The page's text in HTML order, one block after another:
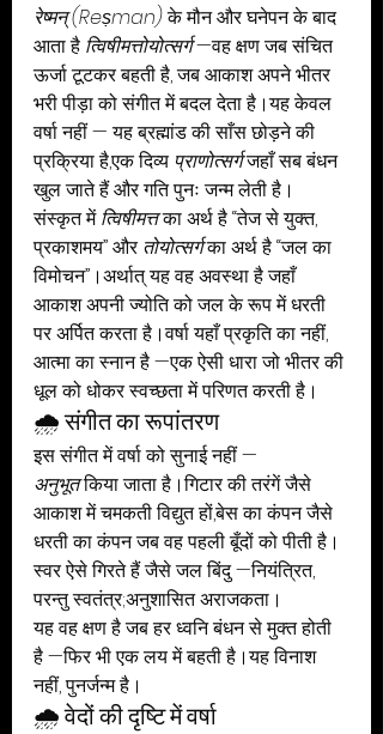
रेष्मन् (Reṣman) के मौन और घनेपन के बाद
आता है त्विषीमत्तोयोत्सर्ग —वह क्षण जब संचित
ऊर्जा टूटकर बहती है, जब आकाश अपने भीतर
भरी पीड़ा को संगीत में बदल देता है।यह केवल
वर्षा नहीं — यह ब्रह्मांड की साँस छोड़ने की
प्रक्रिया है,एक दिव्य प्राणोत्सर्ग जहाँ सब बंधन
खुल जाते हैं और गति पुनः जन्म लेती है।
संस्कृत में त्विषीमत्त का अर्थ है “तेज से युक्त,
प्रकाशमय” और तोयोत्सर्ग का अर्थ है “जल का
विमोचन”।अर्थात् यह वह अवस्था है जहाँ
आकाश अपनी ज्योति को जल के रूप में धरती
पर अर्पित करता है।वर्षा यहाँ प्रकृति का नहीं,
आत्मा का स्नान है —एक ऐसी धारा जो भीतर की
धूल को धोकर स्वच्छता में परिणत करती है।
🌧️ संगीत का रूपांतरण
इस संगीत में वर्षा को सुनाई नहीं —
अनुभूत किया जाता है।गिटार की तरंगें जैसे
आकाश में चमकती विद्युत हों,बेस का कंपन जैसे
धरती का कंपन जब वह पहली बूँदों को पीती है।
स्वर ऐसे गिरते हैं जैसे जल बिंदु —नियंत्रित,
परन्तु स्वतंत्र;अनुशासित अराजकता।
यह वह क्षण है जब हर ध्वनि बंधन से मुक्त होती
है —फिर भी एक लय में बहती है।यह विनाश
नहीं, पुनर्जन्म है।
🌧️ वेदों की दृष्टि में वर्षा